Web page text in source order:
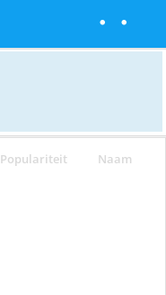
Populariteit Naam